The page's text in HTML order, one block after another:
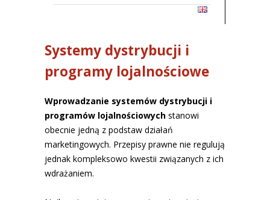
Systemy dystrybucji i
programy lojalnościowe
Wprowadzanie systemów dystrybucji i
programów lojalnościowych stanowi
obecnie jedną z podstaw działań
marketingowych. Przepisy prawne nie regulują
jednak kompleksowo kwestii związanych z ich
wdrażaniem.